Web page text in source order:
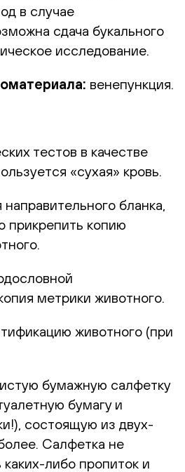
в случае
сдача букального
исследование.
венепункция.
тестов в качестве
«сухая» кровь.
бланка,
прикрепить копию
метрики животного.
животного (при
бумажную салфетку
бумагу и
состоящую из двух-
Салфетка не
либо пропиток и